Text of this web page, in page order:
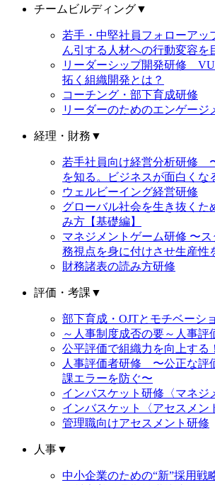
チームビルディング▼
若手・中堅社員フォローア
ん引する人材への行動変容を
リーダーシップ開発研修
拓く組織開発とは？
コーチング・部下育成研修
リーダーのためのエンゲージ
経理・財務 ▼
若手社員向け経営分析研修
を知る。ビジネスが面白くな
ウェルビーイング経営研修
グローバル社会を生き抜くた
み方【基礎編】
マネジメントゲーム研修 〜
務視点を身に付けさせ生産性
財務諸表の読み方研修
評価・考課 ▼
部下育成・OJTとモチベーシ
～人事制度成否の要～人事評
公平評価で組織力を向上する
人事評価者研修 〜公正な評
課エラーを防ぐ〜
インバスケット研修〈マネジ
インバスケット〈アセスメン
管理職向けアセスメント研修
人事▼
中小企業のための“新”採用戦